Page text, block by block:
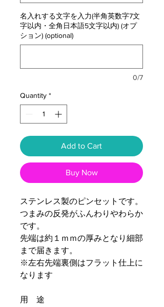
名入れする文字を入力(半角英数字7文
字以内・全角日本語5文字以内) (オプ
ション) (optional)
0/7
Quantity *
Add to Cart
Buy Now
ステンレス製のピンセットです。
つまみの反発がふんわりやわらか
です。
先端は約１ｍｍの厚みとなり細部
まで届きます。
※左右先端裏側はフラット仕上に
なります
用 途